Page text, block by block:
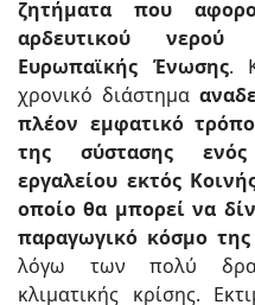
ζητήματα που
αρδευτικού
Ευρωπαϊκής Ένωσης.
χρονικό διάστημα
πλέον εμφατικό
της σύστασης ενός
εργαλείου εκτός
οποίο θα μπορεί να
παραγωγικό κόσμο
λόγω των πολύ
κλιματικής κρίσης.